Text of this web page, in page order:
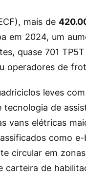
mais de
em 2024, um
quase 701 TP5T
operadores de
leves com
tecnologia de
vans elétricas
como e-
circular em
carteira de